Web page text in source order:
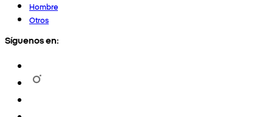
Hombre
Otros
Síguenos en: